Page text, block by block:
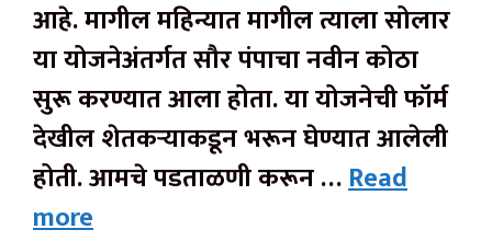
आहे. मागील महिन्यात मागील त्याला सोलार
या योजनेअंतर्गत सौर पंपाचा नवीन कोठा
सुरू करण्यात आला होता. या योजनेची फॉर्म
देखील शेतकऱ्याकडून भरून घेण्यात आलेली
होती. आमचे पडताळणी करून …Read
more